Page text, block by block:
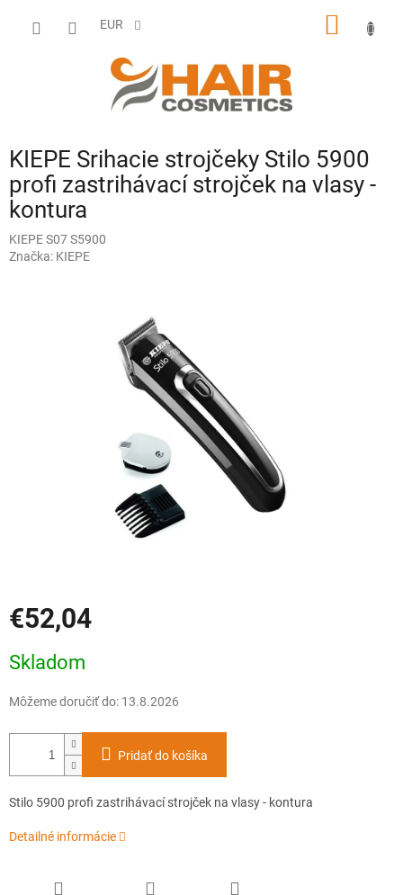
EUR
KIEPE Srihacie strojčeky Stilo 5900
profi zastrihávací strojček na vlasy -
kontura
KIEPE S07 S5900
Značka: KIEPE
€52,04
cena:
Skladom
Môžeme doručiť do: 13.8.2026
Pridať do košíka
Stilo 5900 profi zastrihávací strojček na vlasy - kontura
Detailné informácie